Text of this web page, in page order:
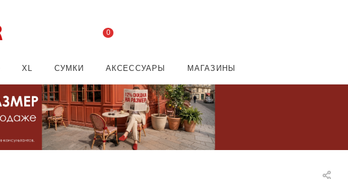
0
XL СУМКИ АКСЕССУАРЫ МАГАЗИНЫ